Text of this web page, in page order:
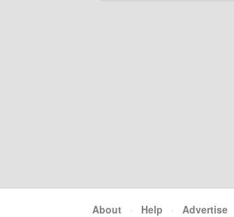
About · Help · Advertise